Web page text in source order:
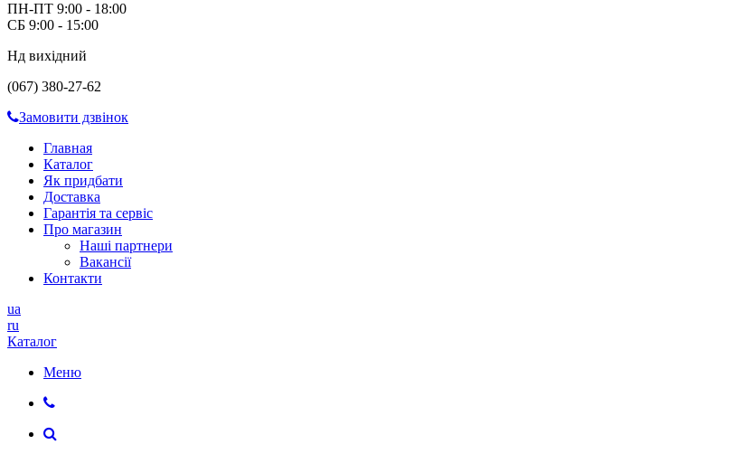
ПН-ПТ 9:00 - 18:00
СБ 9:00 - 15:00
Нд вихідний
(067) 380-27-62
Замовити дзвінок
Главная
Каталог
Як придбати
Доставка
Гарантія та сервіс
Про магазин
Наші партнери
Вакансії
Контакти
ua
ru
Каталог
Меню